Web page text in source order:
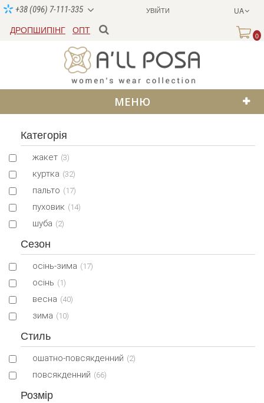
УВІЙТИ UA
+38 (096) 7-111-335
ДРОПШИПІНГ ОПТ
0
МЕНЮ
Категорія
жакет (3)
куртка (32)
пальто (17)
пуховик (14)
шуба (2)
Сезон
осінь-зима (17)
осінь (1)
весна (40)
зима (10)
Стиль
ошатно-повсякденний (2)
повсякденний (66)
Розмір